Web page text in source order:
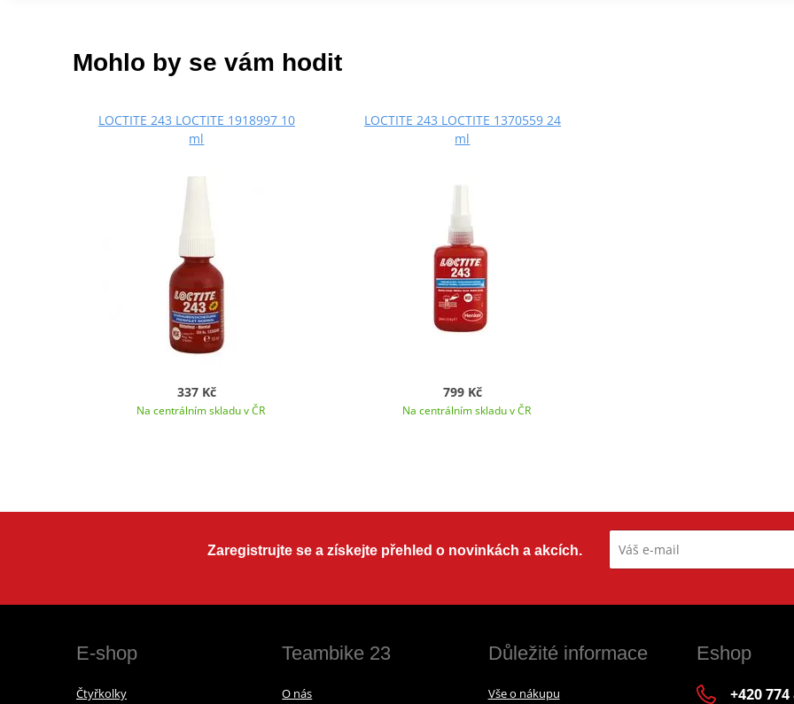
Mohlo by se vám hodit
LOCTITE 243 LOCTITE 1918997 10
ml
337 Kč
Na centrálním skladu v ČR
LOCTITE 243 LOCTITE 1370559 24
ml
799 Kč
Na centrálním skladu v ČR
Zaregistrujte se a získejte přehled o novinkách a akcích.
E-shop
Čtyřkolky
Teambike 23
O nás
Důležité informace
Vše o nákupu
Eshop
+420 774